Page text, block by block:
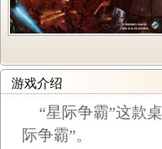
游戏介绍
“星际争霸”这款
际争霸”。